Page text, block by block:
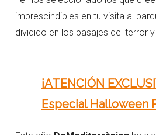
imprescindibles en tu visita al
dividido en los pasajes del terror
¡ATENCIÓN
Especial Halloween